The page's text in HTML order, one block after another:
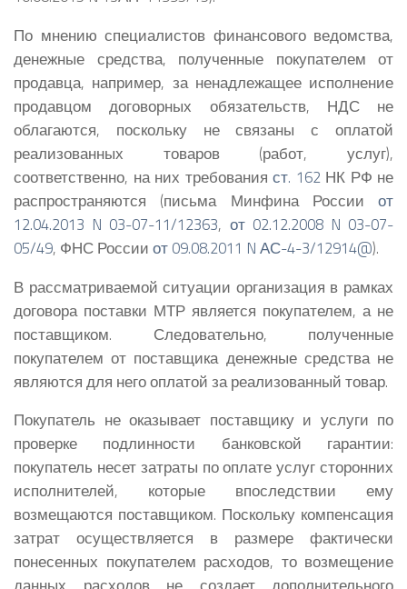
По мнению специалистов финансового ведомства,
денежные средства, полученные покупателем от
продавца, например, за ненадлежащее исполнение
продавцом договорных обязательств, НДС не
облагаются, поскольку не связаны с оплатой
реализованных товаров (работ, услуг),
соответственно, на них требования ст. 162НК РФ не
распространяются (письма Минфина России от
12.04.2013 N 03-07-11/12363, от 02.12.2008 N 03-07-
05/49, ФНС России от 09.08.2011 N АС-4-3/12914@).
В рассматриваемой ситуации организация в рамках
договора поставки МТР является покупателем, а не
поставщиком. Следовательно, полученные
покупателем от поставщика денежные средства не
являются для него оплатой за реализованный товар.
Покупатель не оказывает поставщику и услуги по
проверке подлинности банковской гарантии:
покупатель несет затраты по оплате услуг сторонних
исполнителей, которые впоследствии ему
возмещаются поставщиком. Поскольку компенсация
затрат осуществляется в размере фактически
понесенных покупателем расходов, то возмещение